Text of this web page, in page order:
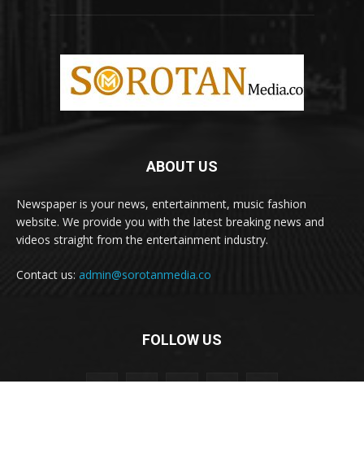
ABOUT US
Newspaper is your news, entertainment, music fashion
website. We provide you with the latest breaking news and
videos straight from the entertainment industry.
Contact us: admin@sorotanmedia.co
FOLLOW US